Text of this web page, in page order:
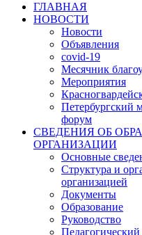
ГЛАВНАЯ
НОВОСТИ
Новости
Объявления
covid-19
Месячник
Мероприятия
Петербургский
форум
СВЕДЕНИЯ ОБ
ОРГАНИЗАЦИИ
Основные
Структура и
организацией
Документы
Образование
Руководство
Педагогический